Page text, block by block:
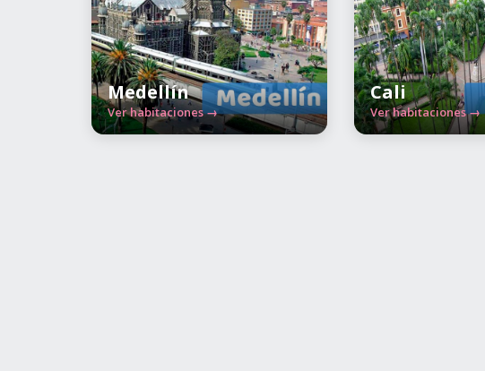
Medellín
Ver habitaciones →
Cali
Ver habitaciones →